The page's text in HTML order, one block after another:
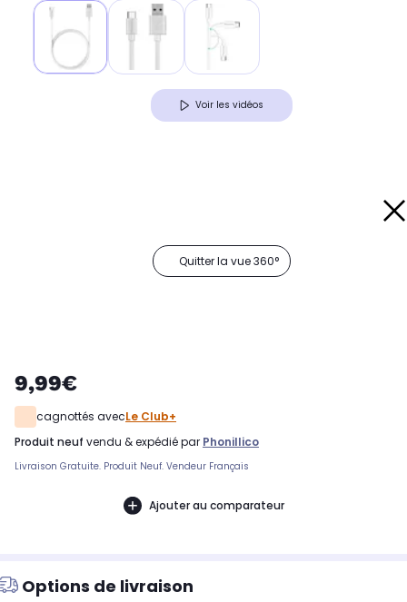
Voir les vidéos
Quitter la vue 360°
9,99€
cagnottés avecLe Club+
produit neuf vendu & expédié par Phonillico
Livraison Gratuite. Produit Neuf. Vendeur Français
Ajouter au comparateur
Options de livraison